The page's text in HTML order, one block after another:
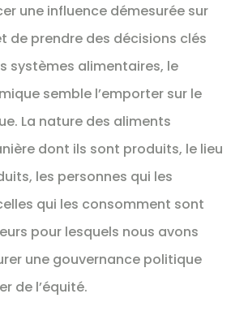
une influence démesurée sur
de prendre des décisions clés
systèmes alimentaires, le
semble l’emporter sur le
La nature des aliments
dont ils sont produits, le lieu
les personnes qui les
qui les consomment sont
pour lesquels nous avons
une gouvernance politique
de l’équité.